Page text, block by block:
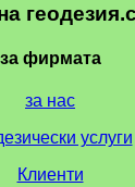
за фирмата
за нас
услуги
Клиенти